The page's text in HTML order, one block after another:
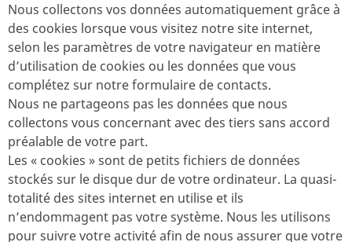
Nous collectons vos données automatiquement grâce à
des cookies lorsque vous visitez notre site internet,
selon les paramètres de votre navigateur en matière
d’utilisation de cookies ou les données que vous
complétez sur notre formulaire de contacts.
Nous ne partageons pas les données que nous
collectons vous concernant avec des tiers sans accord
préalable de votre part.
Les « cookies » sont de petits fichiers de données
stockés sur le disque dur de votre ordinateur. La quasi-
totalité des sites internet en utilise et ils
n’endommagent pas votre système. Nous les utilisons
pour suivre votre activité afin de nous assurer que votre